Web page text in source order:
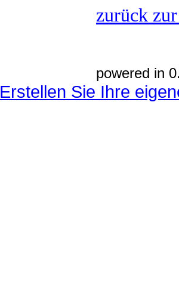
zurück
powered in
Erstellen Sie Ihre